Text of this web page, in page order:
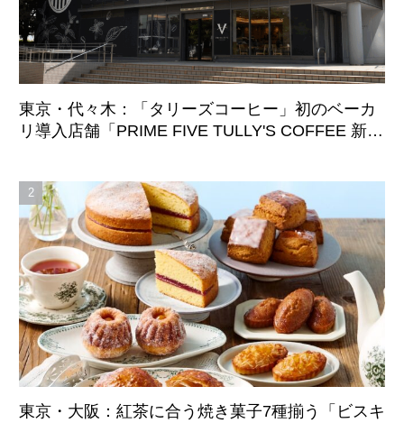
東京・代々木：「タリーズコーヒー」初のベーカ
リ導入店舗「PRIME FIVE TULLY'S COFFEE 新宿
東京・大阪：紅茶に合う焼き菓子7種揃う「ビスキ